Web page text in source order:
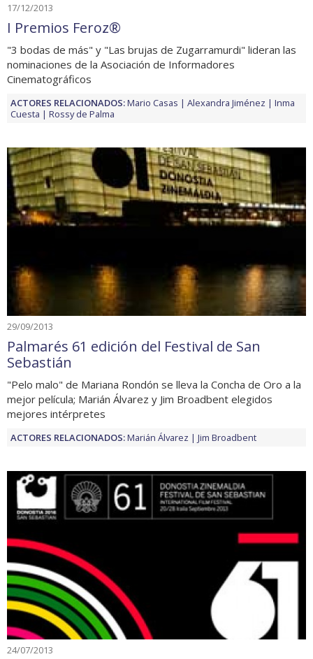
17/12/2013
I Premios Feroz®
"3 bodas de más" y "Las brujas de Zugarramurdi" lideran las
nominaciones de la Asociación de Informadores
Cinematográficos
ACTORES RELACIONADOS:Mario Casas Alexandra Jiménez
Inma
Cuesta
Rossy de Palma
29/09/2013
Palmarés 61 edición del Festival de San
Sebastián
"Pelo malo" de Mariana Rondón se lleva la Concha de Oro a la
mejor película; Marián Álvarez y Jim Broadbent elegidos
mejores intérpretes
ACTORES RELACIONADOS:Marián Álvarez Jim Broadbent
24/07/2013